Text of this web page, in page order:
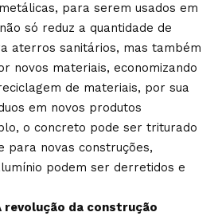
para serem usados em
só reduz a quantidade de
aterros sanitários, mas também
novos materiais, economizando
de materiais, por sua
em novos produtos
o concreto pode ser triturado
para novas construções,
podem ser derretidos e
revolução da construção